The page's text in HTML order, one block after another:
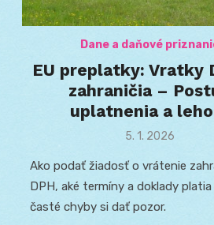
Dane a daňové
EU preplatky: Vratky
zahraničia –
uplatnenia a
Posted
5. 1. 2026
Ako podať žiadosť o vrátenie
DPH, aké termíny a doklady platia
časté chyby si dať pozor.